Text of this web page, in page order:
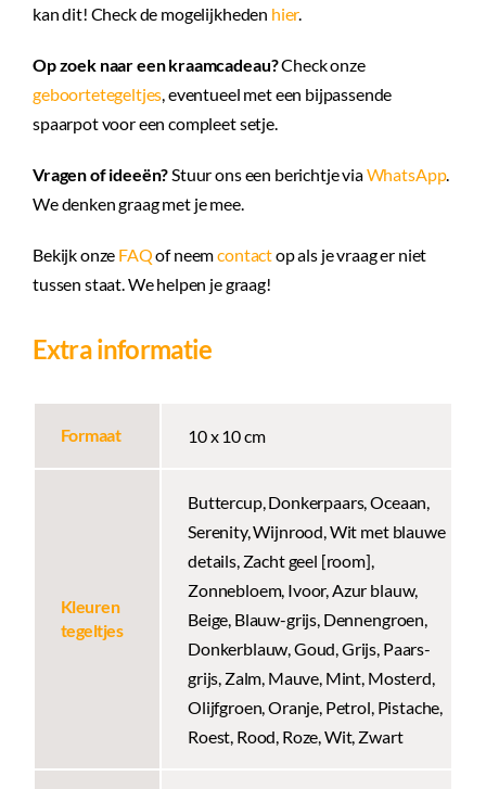
kan dit! Check de mogelijkheden hier.
Op zoek naar een kraamcadeau?Check onze
geboortetegeltjes , eventueel met een bijpassende
spaarpot voor een compleet setje.
Vragen of ideeën? Stuur ons een berichtje viaWhatsApp.
We denken graag met je mee.
Bekijk onze FAQof neemcontactop als je vraag er niet
tussen staat. We helpen je graag!
Extra informatie
Formaat 10 x 10 cm
Kleuren
tegeltjes
Buttercup, Donkerpaars, Oceaan,
Serenity, Wijnrood, Wit met blauwe
details, Zacht geel [room],
Zonnebloem, Ivoor, Azur blauw,
Beige, Blauw-grijs, Dennengroen,
Donkerblauw, Goud, Grijs, Paars-
grijs, Zalm, Mauve, Mint, Mosterd,
Olijfgroen, Oranje, Petrol, Pistache,
Roest, Rood, Roze, Wit, Zwart